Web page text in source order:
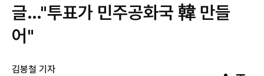
글…"투표가 민주공화국 韓 만들
어"
김봉철 기자